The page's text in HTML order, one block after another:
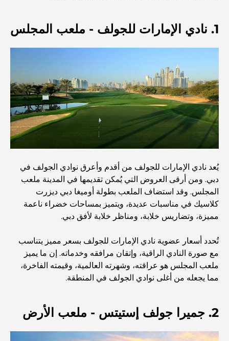
المدينة
صورها
الدليل الأمثل لمطاعم الطعام الفاخر في نخلة جميرا
اكتشف أفضل وجبة إفطار في منطقة الخليج التجاري، دبي
المستشفيات الحكومية في دبي: رعاية صحية شاملة للجميع
أغلى سيارة لامبورغيني على الإطلاق: قائمة هواة الجمع
أغلى مدارس جيمس في دبي: دليل شامل للآباء
أفضل المدارس القريبة من داماك هيلز 2: دليل للعائلات
أفضل المطاعم الهندية في دبي: رحلة طهي
1. نادي الإمارات للجولف - ملعب المجلس
يُعد نادي الإمارات للجولف من أقدم وأعرق نوادي الجولف في
دبي. ومن أرقى العروض التي يُمكن تقديمها في المدينة ملعب
المجلس. وقد استضاف الملعب بطولة أوميغا دبي ديزرت
كلاسيك في مناسبات عديدة، ويتميز بمساحات خضراء ناعمة
مميزة، وتضاريس خلابة، ومناظر خلابة لأفق دبي.
تُحدد أسعار عضوية نادي الإمارات للجولف بسعر مميز يتناسب
مع صورة النادي الراقية، وإتقان مرافقه وخدماته. إن ما يميز
ملعب المجلس هو عراقته، وشهرته العالمية، وقيمته الفاخرة،
مما يجعله من أغلى نوادي الجولف في المنطقة.
2. جميرا جولف إستيتس - ملعب الأرض